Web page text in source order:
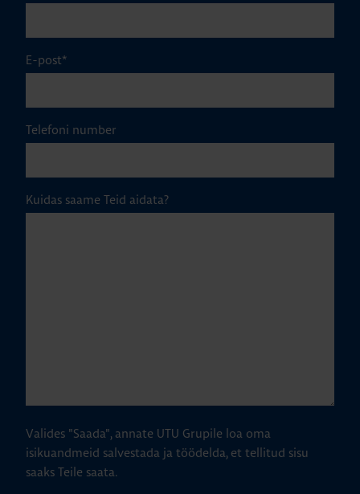
E-post*
Telefoni number
Kuidas saame Teid aidata?
Valides "Saada", annate UTU Grupile loa oma
isikuandmeid salvestada ja töödelda, et tellitud sisu
saaks Teile saata.